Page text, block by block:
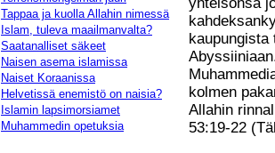
Tappaa ja kuolla Allahin nimessä
Islam, tuleva maailmanvalta?
Saatanalliset säkeet
Naisen asema islamissa
Naiset Koraanissa
Helvetissä enemistö on naisia?
Islamin lapsimorsiamet
Muhammedin opetuksia
kolmen
Allahin
53:19-22